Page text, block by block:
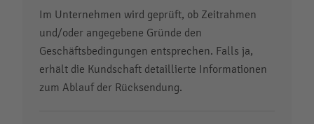
Im Unternehmen wird geprüft, ob Zeitrahmen
und/oder angegebene Gründe den
Geschäftsbedingungen entsprechen. Falls ja,
erhält die Kundschaft detaillierte Informationen
zum Ablauf der Rücksendung.